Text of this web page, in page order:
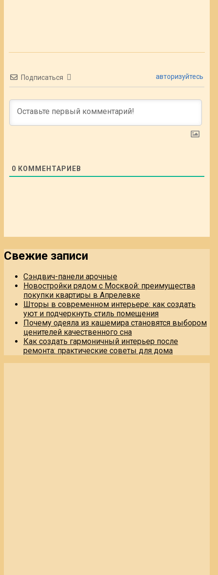
Подписаться авторизуйтесь
0 КОММЕНТАРИЕВ
Свежие записи
Сэндвич-панели арочные
Новостройки рядом с Москвой: преимущества
покупки квартиры в Апрелевке
Шторы в современном интерьере: как создать
уют и подчеркнуть стиль помещения
Почему одеяла из кашемира становятся выбором
ценителей качественного сна
Как создать гармоничный интерьер после
ремонта: практические советы для дома